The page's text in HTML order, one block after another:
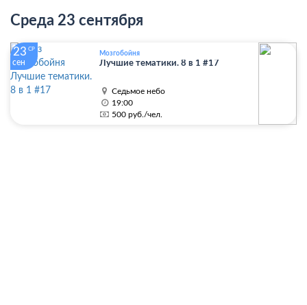
Среда 23 сентября
23 СР
сен
Мозгобойня
Лучшие тематики. 8 в 1 #17
Седьмое небо
19:00
500 руб./чел.